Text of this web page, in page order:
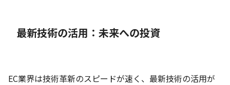
最新技術の活用：未来への投資
EC業界は技術革新のスピードが速く、最新技術の活用が